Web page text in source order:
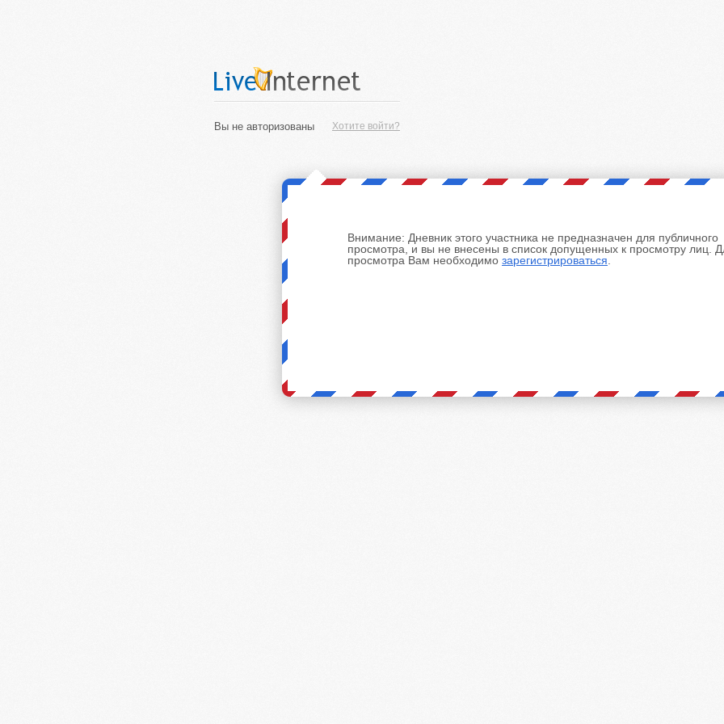
Хотите войти?
Вы не авторизованы
Внимание: Дневник этого участника не предназначен для публичного
просмотра, и вы не внесены в список допущенных к просмотру лиц.
просмотра Вам необходимо зарегистрироваться